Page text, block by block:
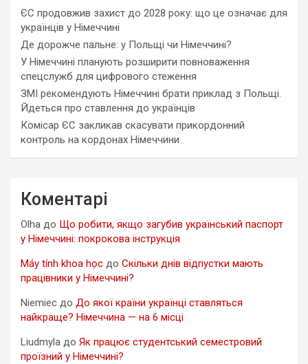
ЄС продовжив захист до 2028 року: що це означає для
українців у Німеччині
Де дорожче пальне: у Польщі чи Німеччині?
У Німеччині планують розширити повноваження
спецслужб для цифрового стеження
ЗМІ рекомендують Німеччині брати приклад з Польщі.
Йдеться про ставлення до українців
Комісар ЄС закликав скасувати прикордонний
контроль на кордонах Німеччини
Коментарі
Olha до Що робити, якщо загубив український паспорт
у Німеччині: покрокова інструкція
Máy tính khoa học до Скільки днів відпустки мають
працівники у Німеччині?
Niemiec до До якої країни українці ставляться
найкраще? Німеччина — на 6 місці
Liudmyla до Як працює студентський семестровий
проїзний у Німеччині?